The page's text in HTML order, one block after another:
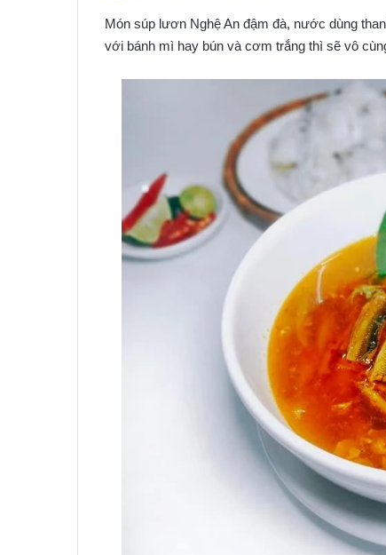
Món súp lươn Nghệ An đậm đà, nước dùng
với bánh mì hay bún và cơm trắng thì sẽ vô